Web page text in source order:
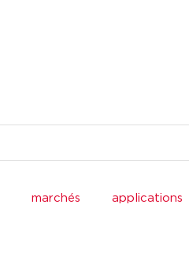
marchés applications